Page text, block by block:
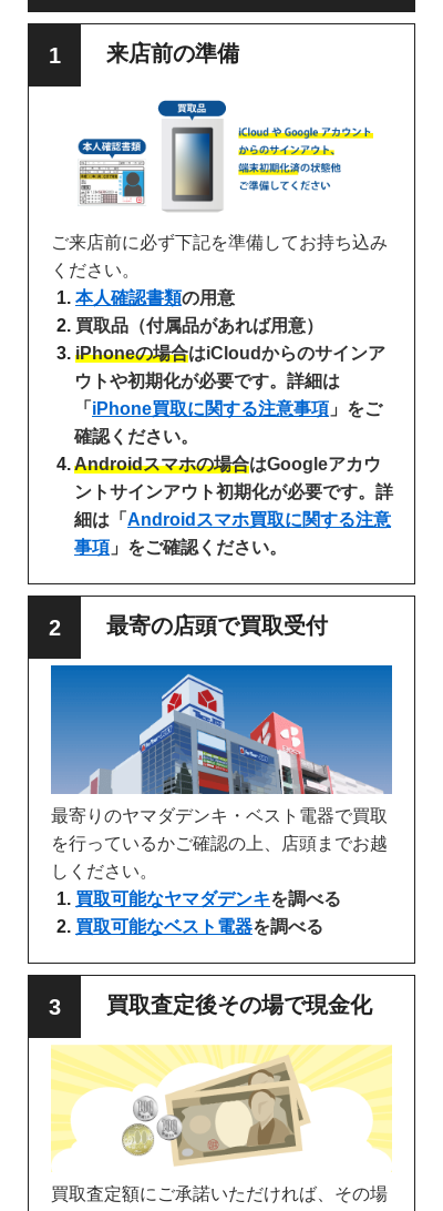
来店前の準備
ご来店前に必ず下記を準備してお持ち込み
ください。
本人確認書類の用意
買取品（付属品があれば用意）
iPhoneの場合はiCloudからのサインア
ウトや初期化が必要です。詳細は
「 iPhone買取に関する注意事項 」をご
確認ください。
Androidスマホの場合はGoogleアカウ
ントサインアウト初期化が必要です。詳
細は「 Androidスマホ買取に関する注意
事項 」をご確認ください。
最寄の店頭で買取受付
最寄りのヤマダデンキ・ベスト電器で買取
を行っているかご確認の上、店頭までお越
しください。
買取可能なヤマダデンキを調べる
買取可能なベスト電器を調べる
買取査定後その場で現金化
買取査定額にご承諾いただければ、その場